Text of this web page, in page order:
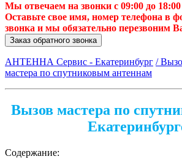
Мы отвечаем на звонки с 09:00 до
Оставьте свое имя, номер телефона в
звонка и мы обязательно перезвоним
Заказ обратного звонка
АНТЕННА Сервис - Екатеринбург /
мастера по спутниковым антеннам
Вызов мастера по
Содержание: